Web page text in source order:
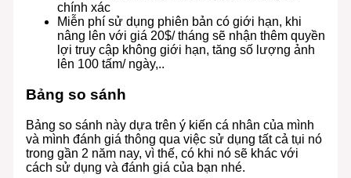
chính xác
Miễn phí sử dụng phiên bản có giới hạn, khi
nâng lên với giá 20$/ tháng sẽ nhận thêm quyền
lợi truy cập không giới hạn, tăng số lượng ảnh
lên 100 tấm/ ngày,..
Bảng so sánh
Bảng so sánh này dựa trên ý kiến cá nhân của mình
và mình đánh giá thông qua việc sử dụng tất cả tụi nó
trong gần 2 năm nay, vì thế, có khi nó sẽ khác với
cách sử dụng và đánh giá của bạn nhé.